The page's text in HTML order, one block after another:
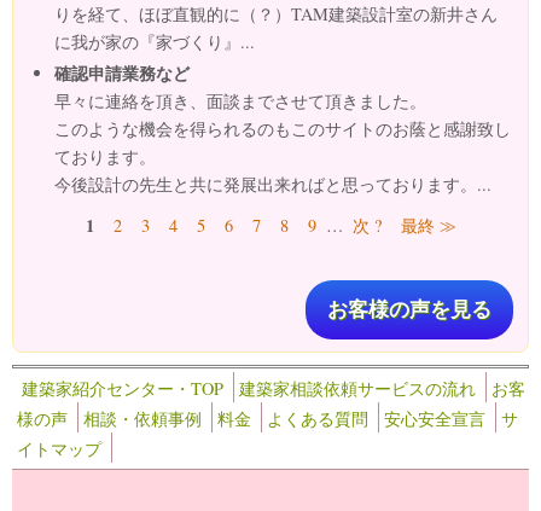
りを経て、ほぼ直観的に（？）TAM建築設計室の新井さん
に我が家の『家づくり』...
確認申請業務など
早々に連絡を頂き、面談までさせて頂きました。
このような機会を得られるのもこのサイトのお蔭と感謝致し
ております。
今後設計の先生と共に発展出来ればと思っております。...
ページ1 2 3 4 5 6 7 8 9 … 次 ? 最終 ≫
お客様の声を見る
建築家紹介センター・TOP 建築家相談依頼サービスの流れ
お客
様の声
相談・依頼事例 料金 よくある質問 安心安全宣言
サ
イトマップ